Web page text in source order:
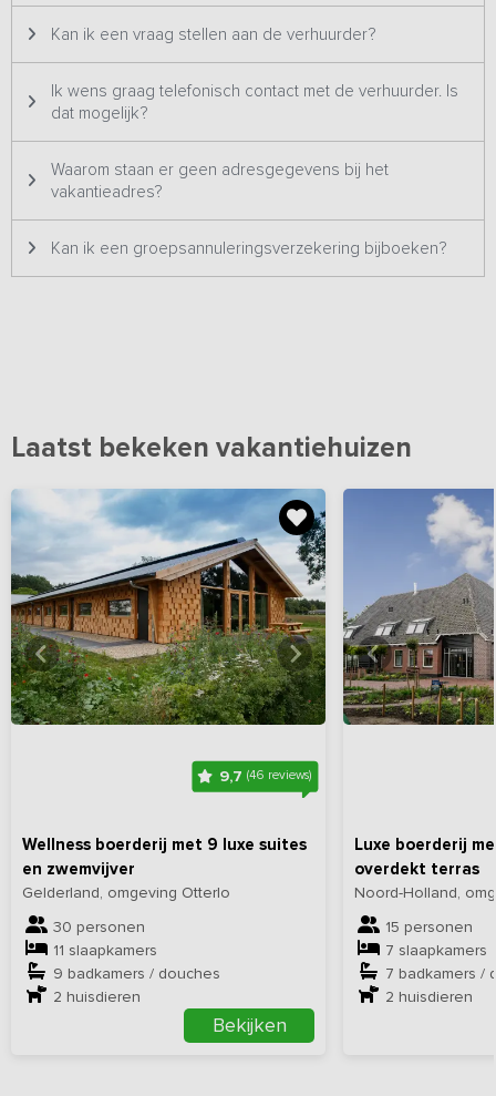
Buiten
Rondom de boerderij ligt een royale tuin.Het ruime grasveld
biedt alle ruimte om te spelen, ontspannen of samen buiten te
zitten, terwijl kinderen zich vermaken bij de speeltoestellen
Op het terras of onder het prieel geniet je van lange
zomeravonden, een gezamenlijke barbecue of simpelweg van het
grazen. De ligging aan de rand van een natuurgebied maakt dat je
zo vertrekt voor een wandeling of fietstocht.
Kan ik een vraag stellen aan de verhuurder?
Ik wens graag telefonisch contact met de verhuurder. Is
dat mogelijk?
Waarom staan er geen adresgegevens bij het
vakantieadres?
Kan ik een groepsannuleringsverzekering bijboeken?
Laatst bekeken vakantiehuizen
9,7(46 reviews)
Wellness boerderij met 9 luxe suites
en zwemvijver
Gelderland, omgeving Otterlo
30 personen
11 slaapkamers
9 badkamers / douches
2 huisdieren
Bekijken
Bekijkhieralle foto's
Luxe boerderij
overdekt terras
Noord-Holland,
15 personen
7 slaapkamers
7 badkamers /
2 huisdieren
Bekijk